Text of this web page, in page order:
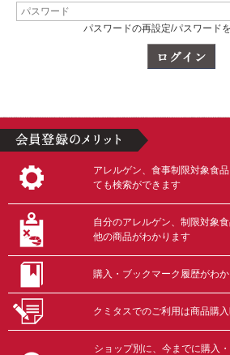
パスワードの再設定/パスワード
アレルゲン、食事制限対象食
ても検索ができます
自分のアレルゲン、制限対象
他の商品がわかります
購入・ブックマーク履歴がわ
クミタスでのご利用は商品購
ショップ別に、今までに購入